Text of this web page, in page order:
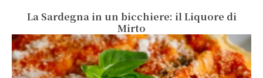
La Sardegna in un bicchiere: il Liquore di
Mirto